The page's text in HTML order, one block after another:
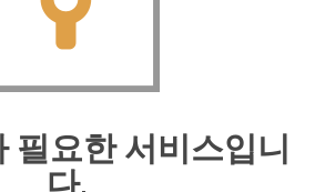
필요한 서비스입니
다.